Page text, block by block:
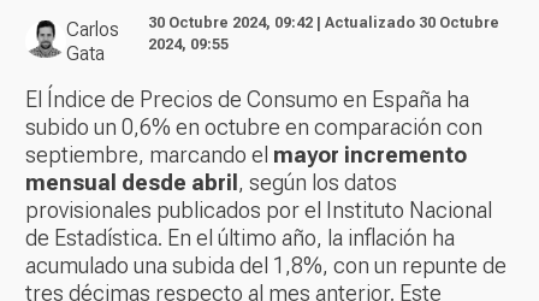
Carlos
Gata
30 Octubre 2024, 09:42 | Actualizado 30 Octubre
2024, 09:55
El Índice de Precios de Consumo en España ha
subido un 0,6% en octubre en comparación con
septiembre, marcando el mayor incremento
mensual desde abril , según los datos
provisionales publicados por el Instituto Nacional
de Estadística. En el último año, la inflación ha
acumulado una subida del 1,8%, con un repunte de
tres décimas respecto al mes anterior. Este